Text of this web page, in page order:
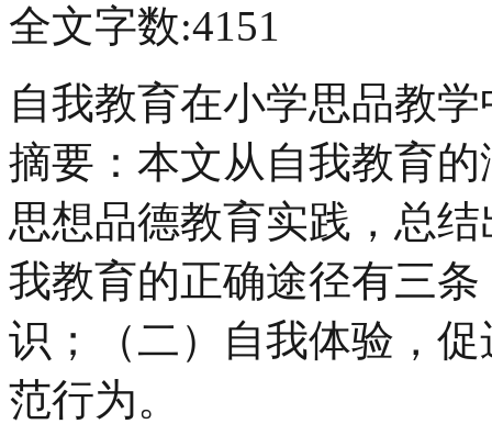
全文字数:4151
自我教育在小学思品教
摘要：本文从自我教育
思想品德教育实践，总
我教育的正确途径有三
识；（二）自我体验，
范行为。